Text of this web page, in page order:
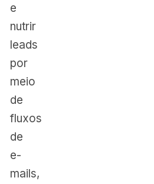
e
nutrir
leads
por
meio
de
fluxos
de
e-
mails,